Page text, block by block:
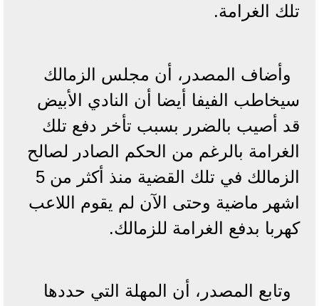
تلك الغرامة.
وأضاف المصدر، أن مجلس الزمالك
سيخاطب الفيفا أيضا أن النادي الأبيض
قد أصيب بالضرر بسبب تأخر دفع تلك
الغرامة بالرغم من الحكم الصادر لصالح
الزمالك في تلك القضية منذ أكثر من 5
اشهر ماضية وحتى الآن لم يقوم اللاعب
كهربا بدفع الغرامة للزمالك.
وتابع المصدر، أن المهلة التي حددها